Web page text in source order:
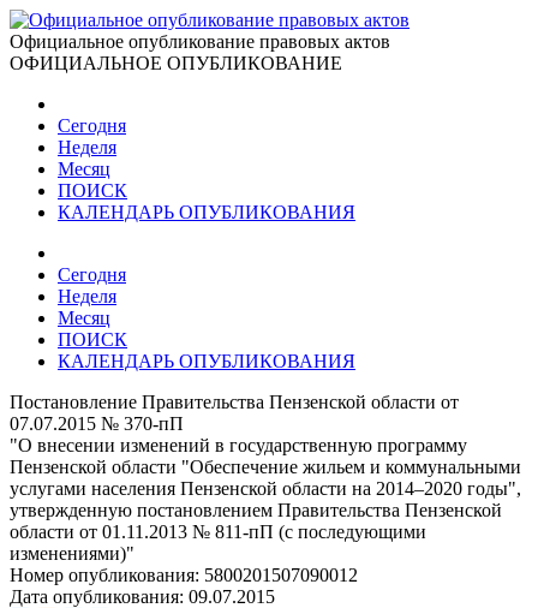
Официальное опубликование правовых актов
ОФИЦИАЛЬНОЕ ОПУБЛИКОВАНИЕ
Сегодня
Неделя
Месяц
ПОИСК
КАЛЕНДАРЬ ОПУБЛИКОВАНИЯ
Сегодня
Неделя
Месяц
ПОИСК
КАЛЕНДАРЬ ОПУБЛИКОВАНИЯ
Постановление Правительства Пензенской области от
07.07.2015 № 370-пП
"О внесении изменений в государственную программу
Пензенской области "Обеспечение жильем и коммунальными
услугами населения Пензенской области на 2014–2020 годы",
утвержденную постановлением Правительства Пензенской
области от 01.11.2013 № 811-пП (с последующими
изменениями)"
Номер опубликования: 5800201507090012
Дата опубликования: 09.07.2015